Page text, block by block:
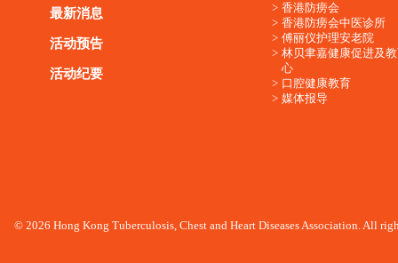
最新消息
活动预告
活动纪要
香港防痨会
香港防痨会中医诊所
傅丽仪护理安老院
林贝聿嘉健康促进及
心
口腔健康教育
媒体报导
© 2026 Hong Kong Tuberculosis, Chest and Heart Diseases Association. All